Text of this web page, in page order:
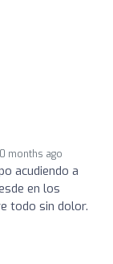
months ago
acudiendo a
en los
todo sin dolor.